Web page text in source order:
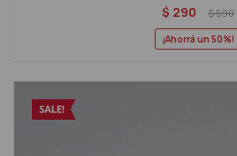
$ 290 $590
50